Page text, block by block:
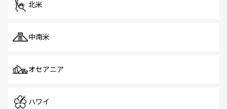
北米
中南米
オセアニア
ハワイ